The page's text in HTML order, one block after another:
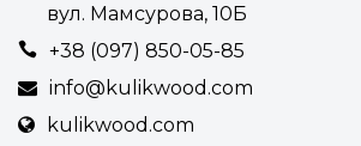
вул. Мамсурова, 10Б
+38 (097) 850-05-85
info@kulikwood.com
kulikwood.com